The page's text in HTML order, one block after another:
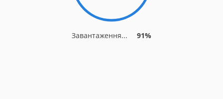
Завантаження... 91%